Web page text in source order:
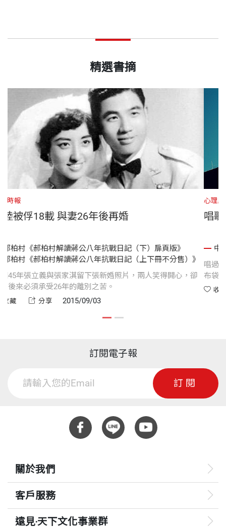
精選書摘
中國時報
在陸被俘18載 與妻26年後再婚
郝柏村《郝柏村解讀蔣公八年抗戰日記（下）扉頁版》
郝柏村《郝柏村解讀蔣公八年抗戰日記（上下冊不分售）》
民國45年張立義與張家淇留下張新婚照片，兩人笑得開心，卻
不知後來必須承受26年的離別之苦。
收藏 分享 2015/09/03
心
唱
布
爸
訂閱電子報
訂閱
關於我們
客戶服務
遠見‧天下文化事業群